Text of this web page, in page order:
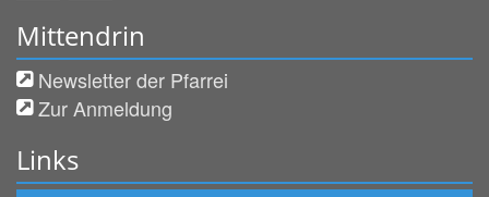
Mittendrin
Newsletter der Pfarrei
Zur Anmeldung
Links